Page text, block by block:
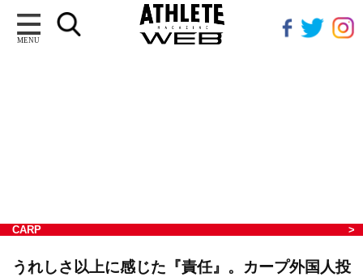
MENU
CARP
うれしさ以上に感じた『責任』。カープ外国人投